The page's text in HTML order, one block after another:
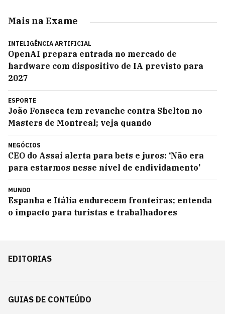
Mais na Exame
INTELIGÊNCIA ARTIFICIAL
OpenAI prepara entrada no mercado de
hardware com dispositivo de IA previsto para
2027
ESPORTE
João Fonseca tem revanche contra Shelton no
Masters de Montreal; veja quando
NEGÓCIOS
CEO do Assaí alerta para bets e juros: ‘Não era
para estarmos nesse nível de endividamento’
MUNDO
Espanha e Itália endurecem fronteiras; entenda
o impacto para turistas e trabalhadores
EDITORIAS
GUIAS DE CONTEÚDO